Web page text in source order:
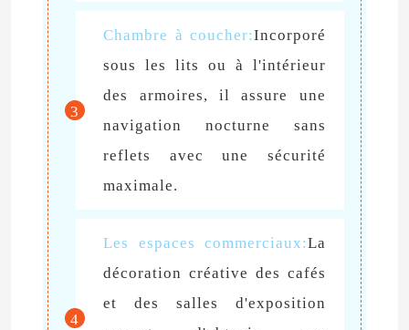
profil en aluminium mené
lumière accrochante linéaire menée
Panneau acrylique de LGP
Lampe souterraine de LED
Alimentation d'énergie de module de LED
Accessoires de capteur de LED
3
Chambre à coucher:Incorporé
sous les lits ou à l'intérieur
des armoires, il assure une
navigation nocturne sans
reflets avec une sécurité
maximale.
4
Les espaces commerciaux:La
décoration créative des cafés
et des salles d'exposition